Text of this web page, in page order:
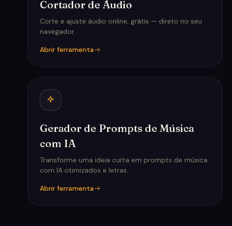
Cortador de Áudio
Corte e ajuste áudio online, grátis — direto no seu
navegador.
Abrir ferramenta
Gerador de Prompts de Música
com IA
Transforme uma ideia curta em prompts de música
com IA otimizados e letras.
Abrir ferramenta